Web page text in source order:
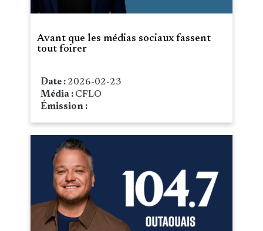
Avant que les médias sociaux fassent
tout foirer
Date : 2026-02-23
Média : CFLO
Émission :